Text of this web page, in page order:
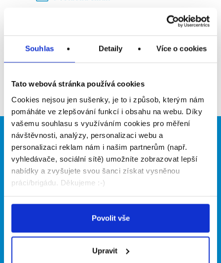
Souhlas Detaily Více o cookies
Tato webová stránka používá cookies
Cookies nejsou jen sušenky, je to i způsob, kterým nám
pomáháte ve zlepšování funkcí i obsahu na webu. Díky
vašemu souhlasu s využíváním cookies pro měření
návštěvnosti, analýzy, personalizaci webu a
personalizaci reklam nám i našim partnerům (např.
vyhledávače, sociální sítě) umožníte zobrazovat lepší
nabídky a zvyšujete svou šanci získat vysněnou
práci/brigádu. Děkujeme :-)
Povolit vše
Upravit
Přidat do oblíbených
Zpět
Brigádníci
Články
Hledané brigády
Firmy
Vložit inzerát
Ceník
Kontakt
Naše další projekty
Mobilní aplikace
Fajn brigády